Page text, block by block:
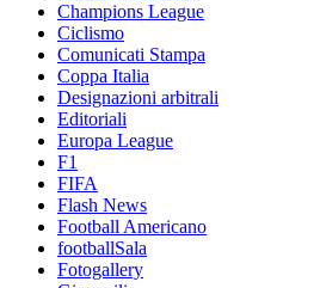
Champions League
Ciclismo
Comunicati Stampa
Coppa Italia
Designazioni arbitrali
Editoriali
Europa League
F1
FIFA
Flash News
Football Americano
footballSala
Fotogallery